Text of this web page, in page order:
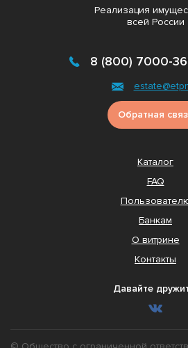
Реализация
всей России
8 (800) 7000-
Обратная
Каталог
FAQ
Банкам
О витрине
Контакты
Давайте